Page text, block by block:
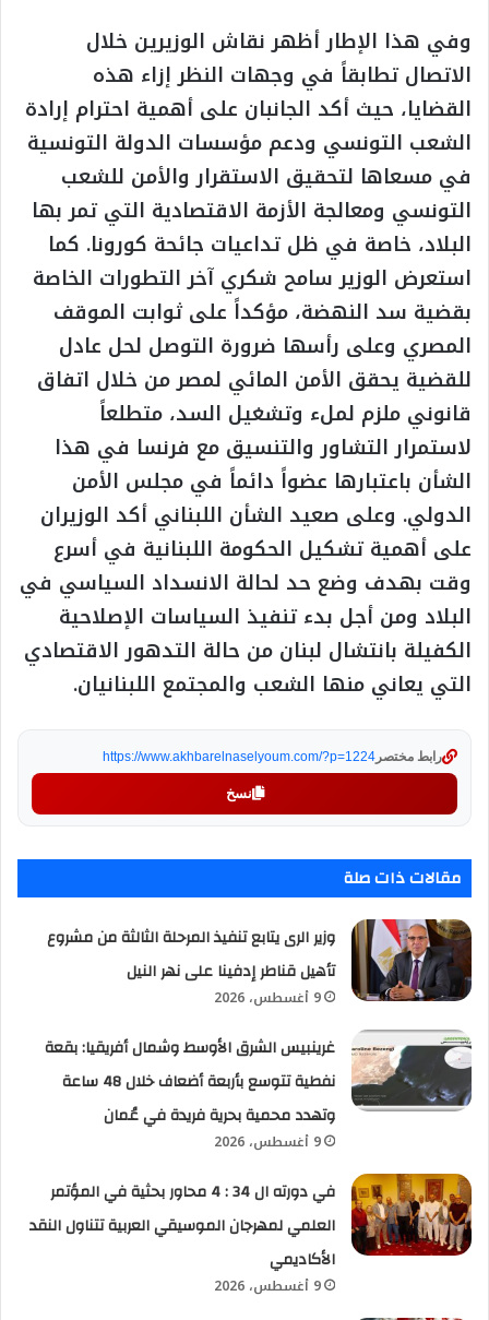
وفي هذا الإطار أظهر نقاش الوزيرين خلال
الاتصال تطابقاً في وجهات النظر إزاء هذه
القضايا، حيث أكد الجانبان على أهمية احترام إرادة
الشعب التونسي ودعم مؤسسات الدولة التونسية
في مسعاها لتحقيق الاستقرار والأمن للشعب
التونسي ومعالجة الأزمة الاقتصادية التي تمر بها
البلاد، خاصة في ظل تداعيات جائحة كورونا. كما
استعرض الوزير سامح شكري آخر التطورات الخاصة
بقضية سد النهضة، مؤكداً على ثوابت الموقف
المصري وعلى رأسها ضرورة التوصل لحل عادل
للقضية يحقق الأمن المائي لمصر من خلال اتفاق
قانوني ملزم لملء وتشغيل السد، متطلعاً
لاستمرار التشاور والتنسيق مع فرنسا في هذا
الشأن باعتبارها عضواً دائماً في مجلس الأمن
الدولي. وعلى صعيد الشأن اللبناني أكد الوزيران
على أهمية تشكيل الحكومة اللبنانية في أسرع
وقت بهدف وضع حد لحالة الانسداد السياسي في
البلاد ومن أجل بدء تنفيذ السياسات الإصلاحية
الكفيلة بانتشال لبنان من حالة التدهور الاقتصادي
التي يعاني منها الشعب والمجتمع اللبنانيان.
رابط مختصر https://www.akhbarelnaselyoum.com/?p=1224
نسخ
مقالات ذات صلة
وزير الرى يتابع تنفيذ المرحلة الثالثة من مشروع
تأهيل قناطر إدفينا على نهر النيل
9 أغسطس، 2026
غرينبيس الشرق الأوسط وشمال أفريقيا: بقعة
نفطية تتوسع بأربعة أضعاف خلال 48 ساعة
وتهدد محمية بحرية فريدة في عُمان
9 أغسطس، 2026
في دورته ال 34 : 4 محاور بحثية في المؤتمر
العلمي لمهرجان الموسيقي العربية تتناول النقد
الأكاديمي
9 أغسطس، 2026